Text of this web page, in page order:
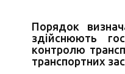
Порядок
здійснюють
контролю
транспортних